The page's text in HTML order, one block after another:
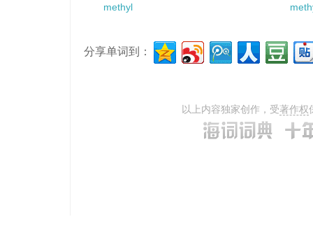
methyl
分享单词到：
以上内容独家创作，受著作权